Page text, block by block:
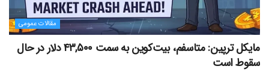
مقالات عمومی
مایکل ترپین: متاسفم، بیت‌کوین به سمت ۴۳,۵۰۰ دلار در حال
سقوط است